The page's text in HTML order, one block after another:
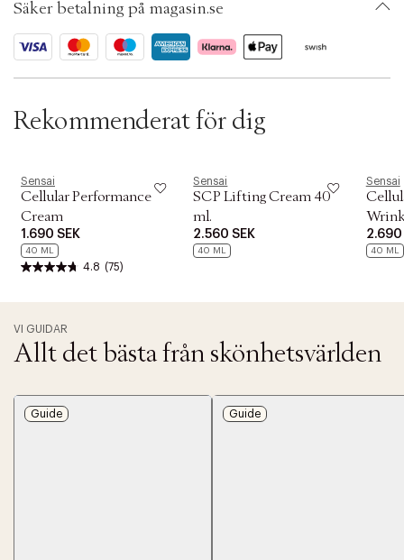
ID: ADUN32-0008
Säker betalning på magasin.se
Rekommenderat för dig
Sensai
Cellular Performance
Cream
1.690 SEK
40 ML
4.8 (75)
Sensai
SCP Lifting Cream 40
ml.
2.560 SEK
40 ML
Sensai
2.690
40 ML
VI GUIDAR
Allt det bästa från skönhetsvärlden
Guide Guide